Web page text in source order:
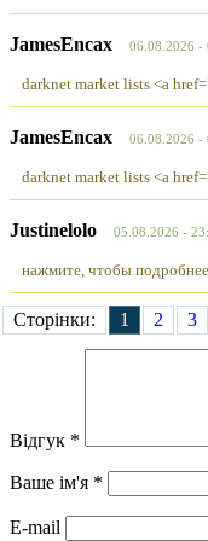
JamesEncax 06.08.2026 -
darknet market lists <a
JamesEncax 06.08.2026 -
darknet market lists <a
Justinelolo 05.08.2026 -
нажмите, чтобы
Сторінки: 1 2 3
Відгук *
Ваше ім'я *
E-mail